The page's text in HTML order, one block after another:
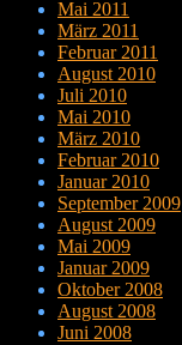
Mai 2011
März 2011
Februar 2011
August 2010
Juli 2010
Mai 2010
März 2010
Februar 2010
Januar 2010
September 2009
August 2009
Mai 2009
Januar 2009
Oktober 2008
August 2008
Juni 2008